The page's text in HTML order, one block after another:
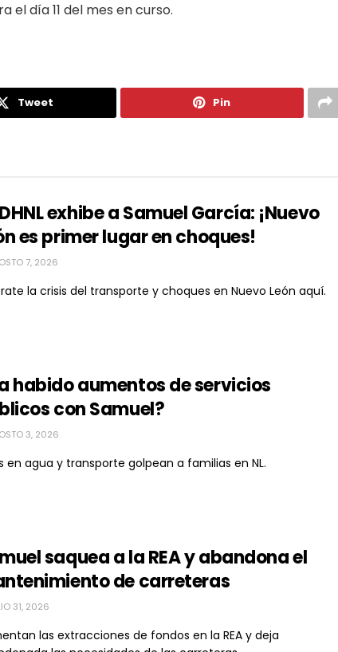
día 11 del mes en curso.
Tweet Pin
exhibe a Samuel García: ¡Nuevo
es primer lugar en choques!
7, 2026
la crisis del transporte y choques en Nuevo León aquí.
habido aumentos de servicios
con Samuel?
3, 2026
en agua y transporte golpean a familias en NL.
saquea a la REA y abandona el
de carreteras
31, 2026
las extracciones de fondos en la REA y deja